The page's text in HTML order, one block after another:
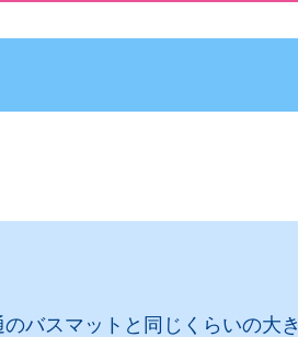
バスマットと同じくらいの大き